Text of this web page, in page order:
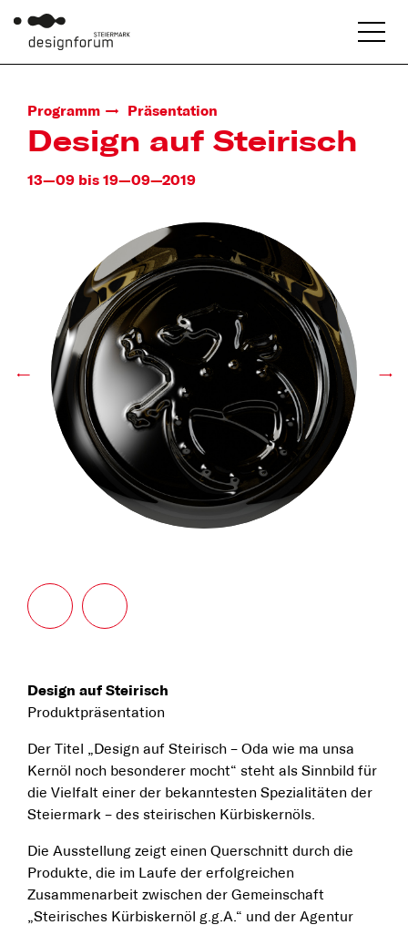
Programm Präsentation
Design auf Steirisch
13—09 bis 19—09—2019
← →
Design auf Steirisch
Produktpräsentation
Der Titel „Design auf Steirisch – Oda wie ma unsa
Kernöl noch besonderer mocht“ steht als Sinnbild für
die Vielfalt einer der bekanntesten Spezialitäten der
Steiermark – des steirischen Kürbiskernöls.
Die Ausstellung zeigt einen Querschnitt durch die
Produkte, die im Laufe der erfolgreichen
Zusammenarbeit zwischen der Gemeinschaft
„Steirisches Kürbiskernöl g.g.A.“ und der Agentur